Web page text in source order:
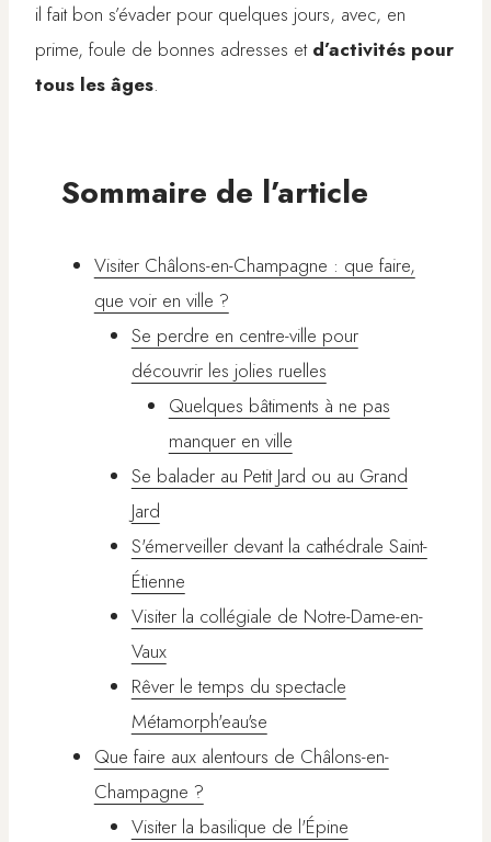
il fait bon s’évader pour quelques jours, avec, en
prime, foule de bonnes adresses et d’activités pour
tous les âges.
Sommaire de l’article
Visiter Châlons-en-Champagne : que faire,
que voir en ville ?
Se perdre en centre-ville pour
découvrir les jolies ruelles
Quelques bâtiments à ne pas
manquer en ville
Se balader au Petit Jard ou au Grand
Jard
S'émerveiller devant la cathédrale Saint-
Étienne
Visiter la collégiale de Notre-Dame-en-
Vaux
Rêver le temps du spectacle
Métamorph'eau'se
Que faire aux alentours de Châlons-en-
Champagne ?
Visiter la basilique de l'Épine